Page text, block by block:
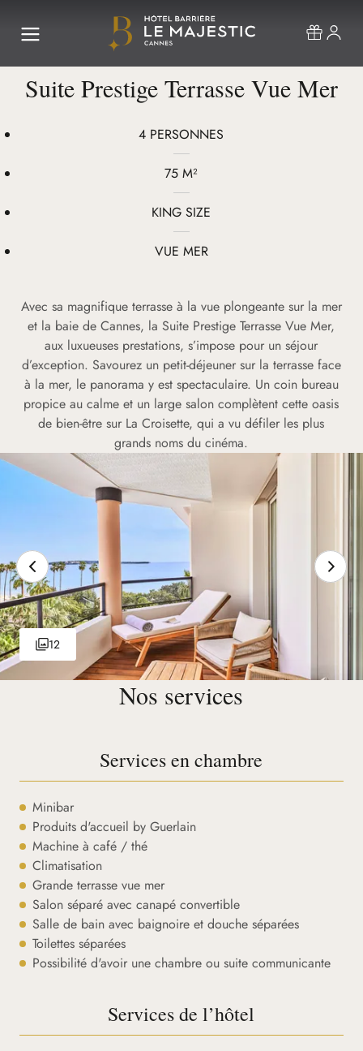
Suite Prestige Terrasse Vue Mer
4 PERSONNES
75 M²
KING SIZE
VUE MER
Avec sa magnifique terrasse à la vue plongeante sur la mer
et la baie de Cannes, la Suite Prestige Terrasse Vue Mer,
aux luxueuses prestations, s’impose pour un séjour
d’exception. Savourez un petit-déjeuner sur la terrasse face
à la mer, le panorama y est spectaculaire. Un coin bureau
propice au calme et un large salon complètent cette oasis
de bien-être sur La Croisette, qui a vu défiler les plus
grands noms du cinéma.
12
Nos services
Services en chambre
Minibar
Produits d'accueil by Guerlain
Machine à café / thé
Climatisation
Grande terrasse vue mer
Salon séparé avec canapé convertible
Salle de bain avec baignoire et douche séparées
Toilettes séparées
Possibilité d'avoir une chambre ou suite communicante
Services de l’hôtel